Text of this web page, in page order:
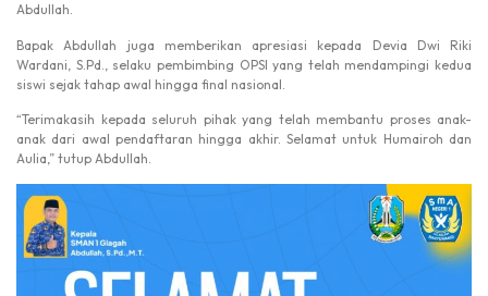
Abdullah.
Bapak Abdullah juga memberikan apresiasi kepada Devia Dwi Riki
Wardani, S.Pd., selaku pembimbing OPSI yang telah mendampingi kedua
siswi sejak tahap awal hingga final nasional.
“Terimakasih kepada seluruh pihak yang telah membantu proses anak-
anak dari awal pendaftaran hingga akhir. Selamat untuk Humairoh dan
Aulia,” tutup Abdullah.